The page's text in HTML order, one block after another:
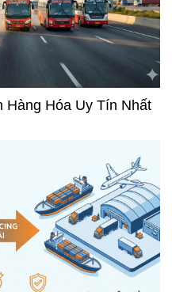
Hàng Hóa Uy Tín Nhất